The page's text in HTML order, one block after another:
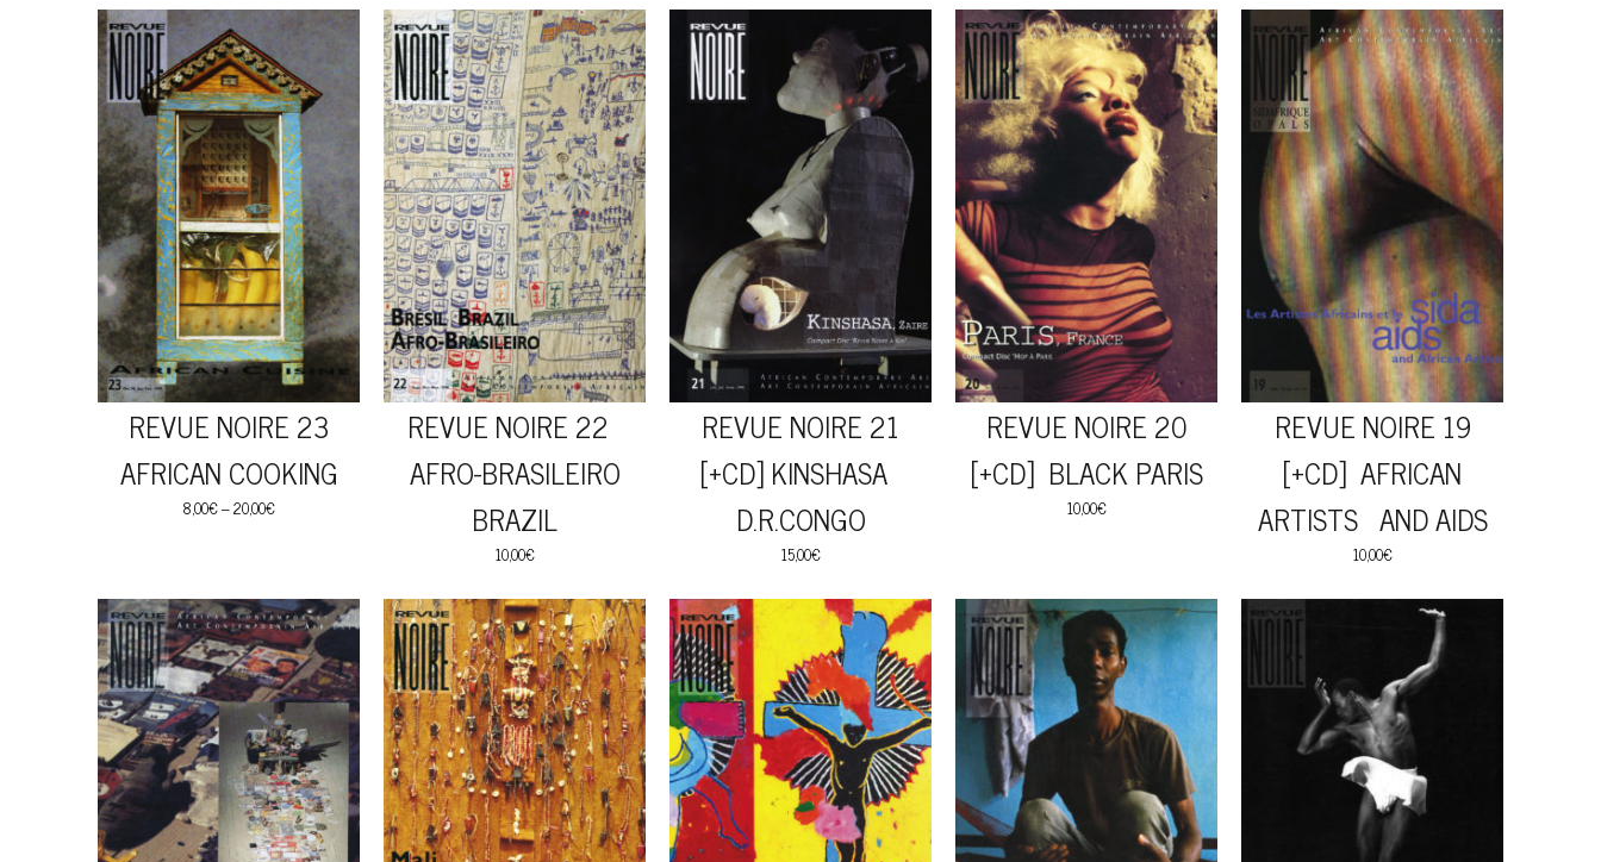
REVUE NOIRE 23
AFRICAN COOKING
8,00€–20,00€
REVUE NOIRE 22
AFRO-BRASILEIRO
BRAZIL
10,00€
REVUE NOIRE 21
[+CD] KINSHASA
D.R.CONGO
15,00€
REVUE NOIRE 20
[+CD] BLACK PARIS
10,00€
REVUE NOIRE 19
[+CD] AFRICAN
ARTISTS AND AIDS
10,00€